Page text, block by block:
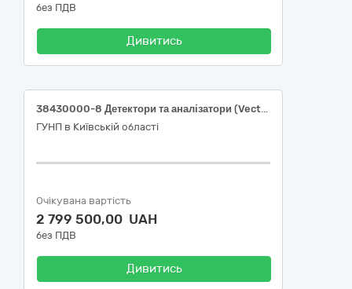
без ПДВ
Дивитись
38430000-8 Детектори та аналізатори (Vector analyzer of high-frequency signals «VAHS» P24 або еквівалент; Vector analyzer of high-frequency signals «VAHS» DXL5000 або еквівалент; Vector analyzer of high-frequency signals «VAHS» Argo або еквівалент; Промисловий відеоендоскоп МIТС-X750-60D4W або еквівалент; Детектор цифрових радіокомунікацій іPROTECT 1207i або еквівалент; Локатор нелінійних переходів Orion HX Deluxe або еквівалент; Детектор прихованих відеокамер WEGA-i або еквівалент)
ГУНП в Київській області
Очікувана вартість
2 799 500,00 UAH
без ПДВ
Дивитись